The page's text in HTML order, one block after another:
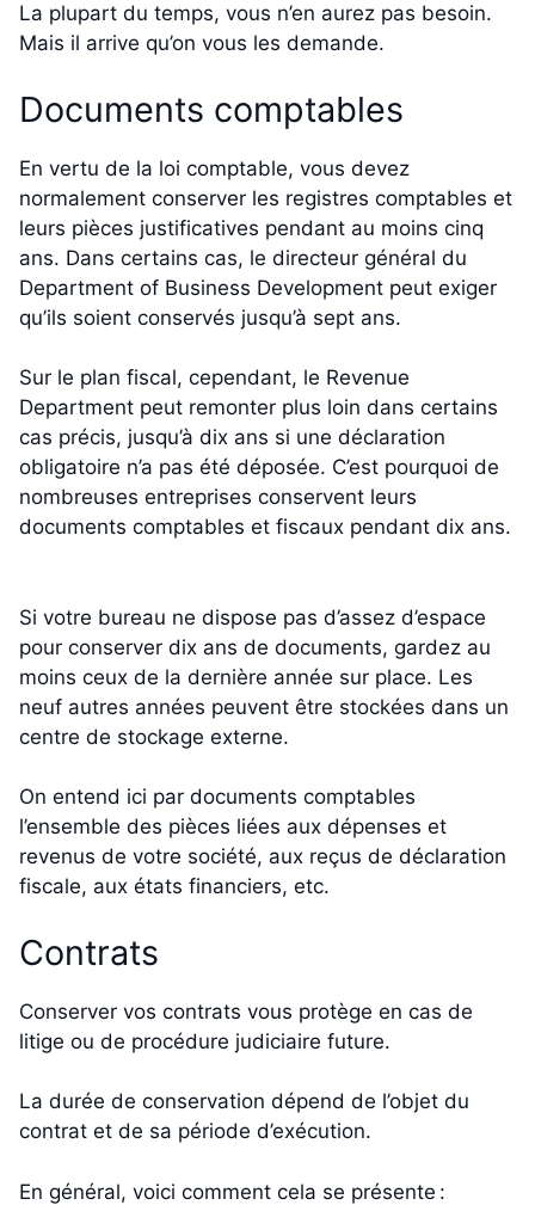
La plupart du temps, vous n’en aurez pas besoin.
Mais il arrive qu’on vous les demande.
Documents comptables
En vertu de la loi comptable, vous devez
normalement conserver les registres comptables et
leurs pièces justificatives pendant au moins cinq
ans. Dans certains cas, le directeur général du
Department of Business Development peut exiger
qu’ils soient conservés jusqu’à sept ans.
Sur le plan fiscal, cependant, le Revenue
Department peut remonter plus loin dans certains
cas précis, jusqu’à dix ans si une déclaration
obligatoire n’a pas été déposée. C’est pourquoi de
nombreuses entreprises conservent leurs
documents comptables et fiscaux pendant dix ans.
Si votre bureau ne dispose pas d’assez d’espace
pour conserver dix ans de documents, gardez au
moins ceux de la dernière année sur place. Les
neuf autres années peuvent être stockées dans un
centre de stockage externe.
On entend ici par documents comptables
l’ensemble des pièces liées aux dépenses et
revenus de votre société, aux reçus de déclaration
fiscale, aux états financiers, etc.
Contrats
Conserver vos contrats vous protège en cas de
litige ou de procédure judiciaire future.
La durée de conservation dépend de l’objet du
contrat et de sa période d’exécution.
En général, voici comment cela se présente :